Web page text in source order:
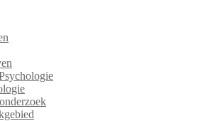
weblog over Psychologie!